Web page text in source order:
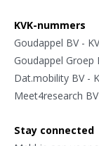
KVK-nummers
Goudappel BV -
Goudappel Groep
Dat.mobility BV -
Meet4research
Stay connected